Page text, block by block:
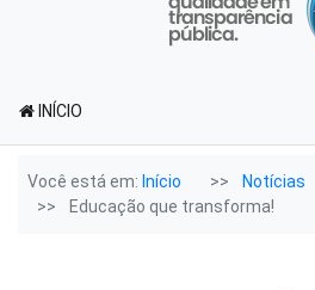
INÍCIO
Você está em: Início
Notícias
Educação que transforma!